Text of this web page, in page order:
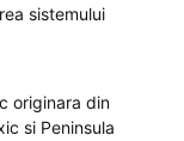
sistemului
originara din
si Peninsula